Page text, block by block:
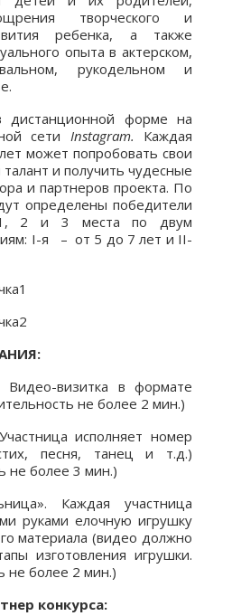
творческого и
ребенка, а также
опыта в актерском,
рукодельном и
дистанционной форме на
сети Instagram. Каждая
может попробовать свои
и получить чудесные
и партнеров проекта. По
определены победители
1, 2 и 3 места по двум
I-я – от 5 до 7 лет и II-
Видео-визитка в формате
не более 2 мин.)
исполняет номер
песня, танец и т.д.)
не более 3 мин.)
Каждая участница
руками елочную игрушку
материала (видео должно
изготовления игрушки.
не более 2 мин.)
конкурса: